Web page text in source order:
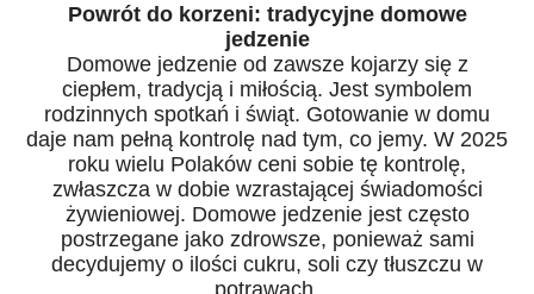
Powrót do korzeni: tradycyjne domowe
jedzenie
Domowe jedzenie od zawsze kojarzy się z
ciepłem, tradycją i miłością. Jest symbolem
rodzinnych spotkań i świąt. Gotowanie w domu
daje nam pełną kontrolę nad tym, co jemy. W 2025
roku wielu Polaków ceni sobie tę kontrolę,
zwłaszcza w dobie wzrastającej świadomości
żywieniowej. Domowe jedzenie jest często
postrzegane jako zdrowsze, ponieważ sami
decydujemy o ilości cukru, soli czy tłuszczu w
potrawach.